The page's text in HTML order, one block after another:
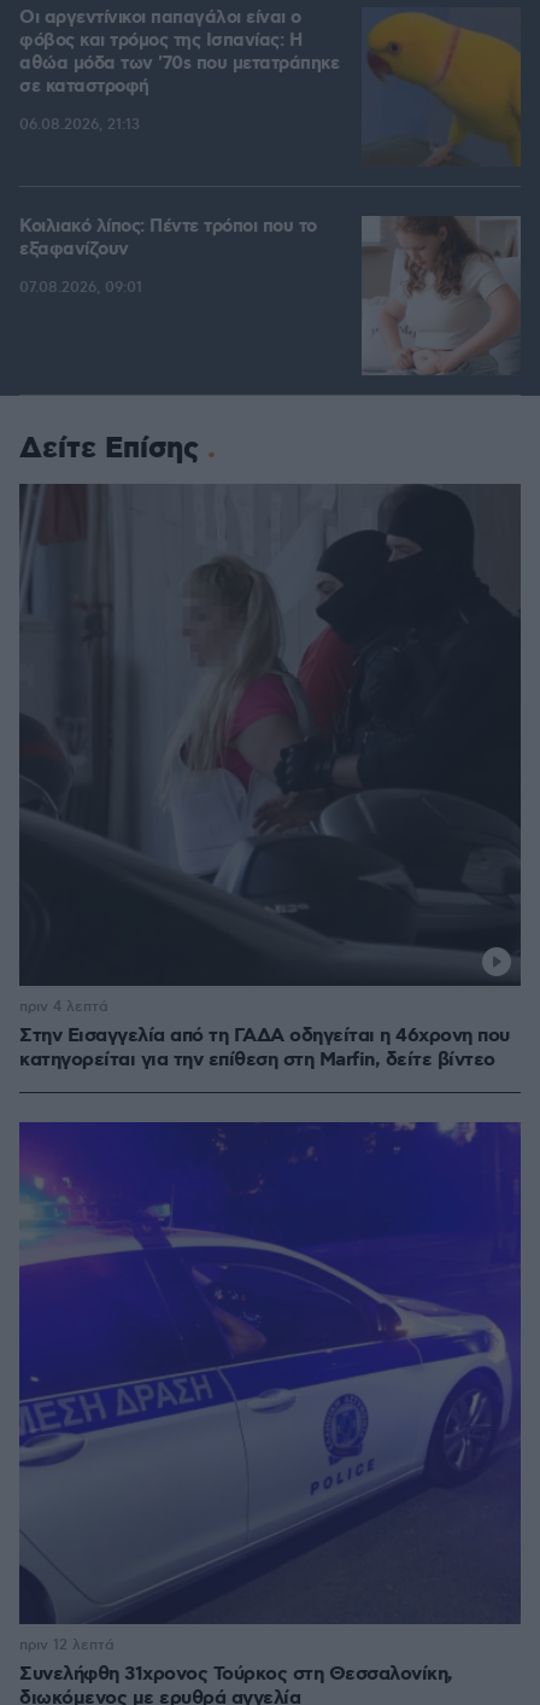
Οι αργεντίνικοι παπαγάλοι είναι ο
φόβος και τρόμος της Ισπανίας: Η
αθώα μόδα των '70s που μετατράπηκε
σε καταστροφή
06.08.2026, 21:13
Κοιλιακό λίπος: Πέντε τρόποι που το
εξαφανίζουν
07.08.2026, 09:01
Δείτε Επίσης
Στην Εισαγγελία από τη ΓΑΔΑ οδηγείται η 46χρονη που
κατηγορείται για την επίθεση στη Marfin, δείτε βίντεο
πριν 4 λεπτά
Συνελήφθη 31χρονος Τούρκος στη Θεσσαλονίκη,
διωκόμενος με ερυθρά αγγελία
πριν 12 λεπτά